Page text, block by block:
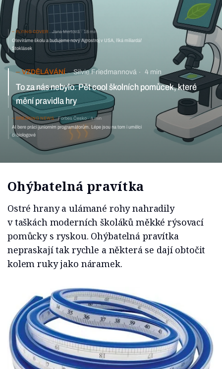
FLYING COVER Jana Mertová 18 min
Otevíráme školu a budujeme nový Agrostroj v USA, říká miliardář
Stoklásek
VZDĚLÁVÁNÍ Silvie Friedmannová 4 min
To za nás nebylo. Pět cool školních pomůcek, které
mění pravidla hry
BREAKING NEWS Forbes Česko 4 min
AI bere práci juniorním programátorům. Lépe jsou na tom i umělci
či biologové
Ohýbatelná pravítka
Ostré hrany a ulámané rohy nahradily
v taškách moderních školáků měkké rýsovací
pomůcky s ryskou. Ohýbatelná pravítka
nepraskají tak rychle a některá se dají obtočit
kolem ruky jako náramek.